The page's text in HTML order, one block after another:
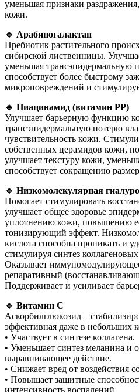
уменьшая признаки
кожи.
🔹 Арабиногалактан
Пребиотик растительного
сибирской лиственницы.
уменьшая трансэпидермальную
способствует более быстрому
микроповреждений и
🔹 Ниацинамид (витамин РР)
Улучшает барьерную функцию
трансэпидермальную потерю
чувствительность кожи.
собственных церамидов кожи,
улучшает текстуру кожи,
способствует сокращению
🔹 Низкомолекулярная
Помогает стимулировать
улучшает общее здоровье
уплотнению кожи, повышению
тонизирующий эффект.
кислота способна проникать и
стимулируя синтез
Оказывает
репаративный
Поддерживает и усиливает
🔹 Витамин С
Аскорбилглюкозид –
эффективная даже в небольших
• Участвует в синтезе коллагена.
• Уменьшает синтез меланина и
выравнивающее действие.
• Снижает вред от воздействия
• Повышает защитные
интенсивность воспалений.